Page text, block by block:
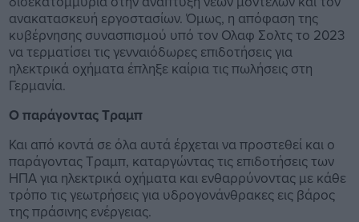
ανακατασκευή εργοστασίων. Όμως, η απόφαση της
κυβέρνησης συνασπισμού υπό τον Ολαφ Σολτς το 2023
να τερματίσει τις γενναιόδωρες επιδοτήσεις για
ηλεκτρικά οχήματα έπληξε καίρια τις πωλήσεις στη
Γερμανία.
Ο παράγοντας Τραμπ
Και από κοντά σε όλα αυτά έρχεται να προστεθεί και ο
παράγοντας Τραμπ, καταργώντας τις επιδοτήσεις των
ΗΠΑ για ηλεκτρικά οχήματα και ενθαρρύνοντας με κάθε
τρόπο τις γεωτρήσεις για υδρογονάνθρακες εις βάρος
της πράσινης ενέργειας.